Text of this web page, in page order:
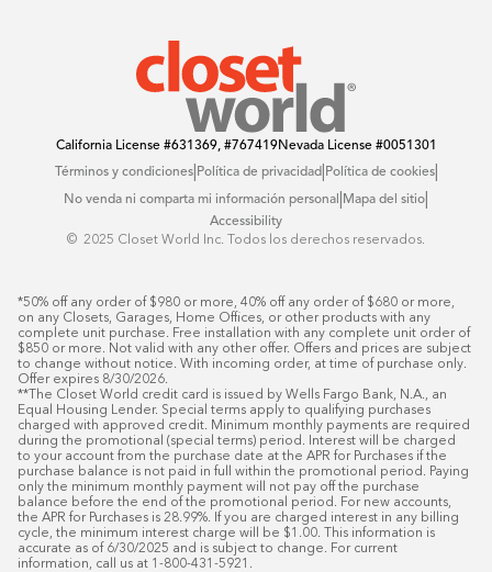
California License#631369, #767419Nevada License#0051301
Términos y condiciones| Política de privacidad| Política de cookies|
No venda ni comparta mi información personal Mapa del sitio
Accessibility
© ️ 2025 Closet World Inc. Todos los derechos reservados.
*50% off any order of $980 or more, 40% off any order of $680 or more,
on any Closets, Garages, Home Offices, or other products with any
complete unit purchase. Free installation with any complete unit order of
$850 or more. Not valid with any other offer. Offers and prices are subject
to change without notice. With incoming order, at time of purchase only.
Offer expires 8/30/2026.
**The Closet World credit card is issued by Wells Fargo Bank, N.A., an
Equal Housing Lender. Special terms apply to qualifying purchases
charged with approved credit. Minimum monthly payments are required
during the promotional (special terms) period. Interest will be charged
to your account from the purchase date at the APR for Purchases if the
purchase balance is not paid in full within the promotional period. Paying
only the minimum monthly payment will not pay off the purchase
balance before the end of the promotional period. For new accounts,
the APR for Purchases is 28.99%. If you are charged interest in any billing
cycle, the minimum interest charge will be $1.00. This information is
accurate as of 6/30/2025 and is subject to change. For current
information, call us at 1-800-431-5921.